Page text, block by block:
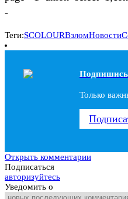
-
Теги:SCOLOURВзломНовости
Подпишись
Только
Открыть комментарии
Подписаться
авторизуйтесь
Уведомить о